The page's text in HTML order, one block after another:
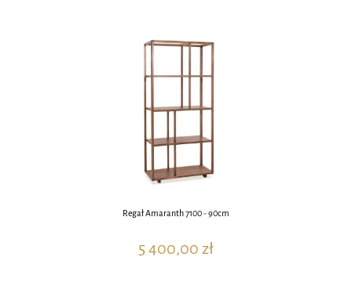
Regał Amaranth 7100 - 90cm
5 400,00 zł